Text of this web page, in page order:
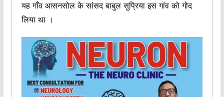
यह गाँव आसनसोल के सांसद बाबुल सुप्रिया इस गांव को गोद
लिया था ।